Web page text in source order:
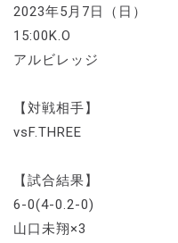
2023年5月7日（日）
15:00K.O
アルビレッジ
【対戦相手】
vsF.THREE
【試合結果】
6-0(4-0.2-0)
山口未翔×3